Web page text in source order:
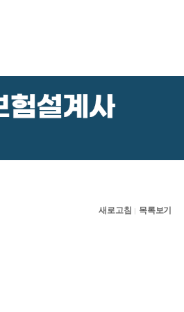
새로고침 | 목록보기